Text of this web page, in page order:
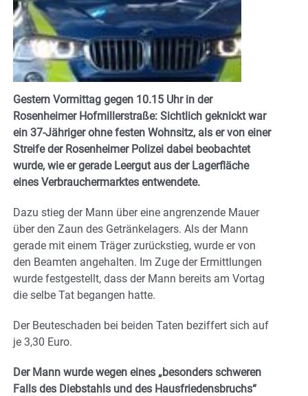
Gestern Vormittag gegen 10.15 Uhr in der
Rosenheimer Hofmillerstraße: Sichtlich geknickt war
ein 37-Jähriger ohne festen Wohnsitz, als er von einer
Streife der Rosenheimer Polizei dabei beobachtet
wurde, wie er gerade Leergut aus der Lagerfläche
eines Verbrauchermarktes entwendete.
Dazu stieg der Mann über eine angrenzende Mauer
über den Zaun des Getränkelagers. Als der Mann
gerade mit einem Träger zurückstieg, wurde er von
den Beamten angehalten. Im Zuge der Ermittlungen
wurde festgestellt, dass der Mann bereits am Vortag
die selbe Tat begangen hatte.
Der Beuteschaden bei beiden Taten beziffert sich auf
je 3,30 Euro.
Der Mann wurde wegen eines „besonders schweren
Falls des Diebstahls und des Hausfriedensbruchs“